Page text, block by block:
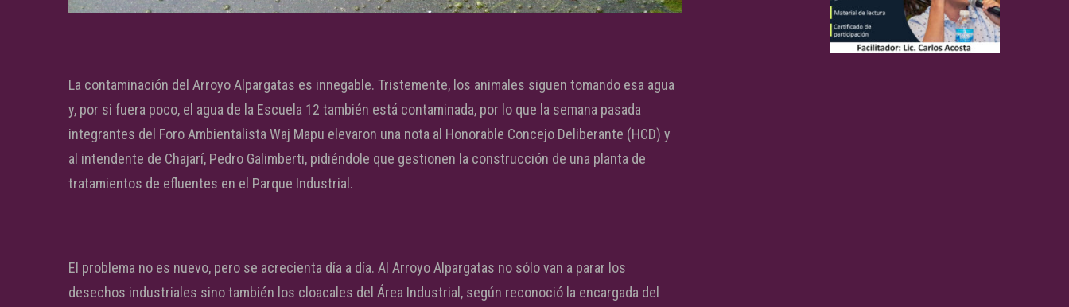
La contaminación del Arroyo Alpargatas es innegable. Tristemente, los animales siguen tomando esa agua
y, por si fuera poco, el agua de la Escuela 12 también está contaminada, por lo que la semana pasada
integrantes del Foro Ambientalista Waj Mapu elevaron una nota al Honorable Concejo Deliberante (HCD) y
al intendente de Chajarí, Pedro Galimberti, pidiéndole que gestionen la construcción de una planta de
tratamientos de efluentes en el Parque Industrial.
El problema no es nuevo, pero se acrecienta día a día. Al Arroyo Alpargatas no sólo van a parar los
desechos industriales sino también los cloacales del Área Industrial, según reconoció la encargada del